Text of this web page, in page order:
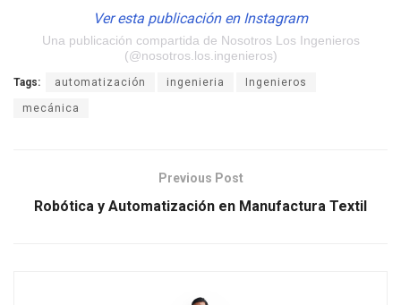
Ver esta publicación en Instagram
Una publicación compartida de Nosotros Los Ingenieros
(@nosotros.los.ingenieros)
Tags: automatización ingenieria Ingenieros
mecánica
Previous Post
Robótica y Automatización en Manufactura Textil